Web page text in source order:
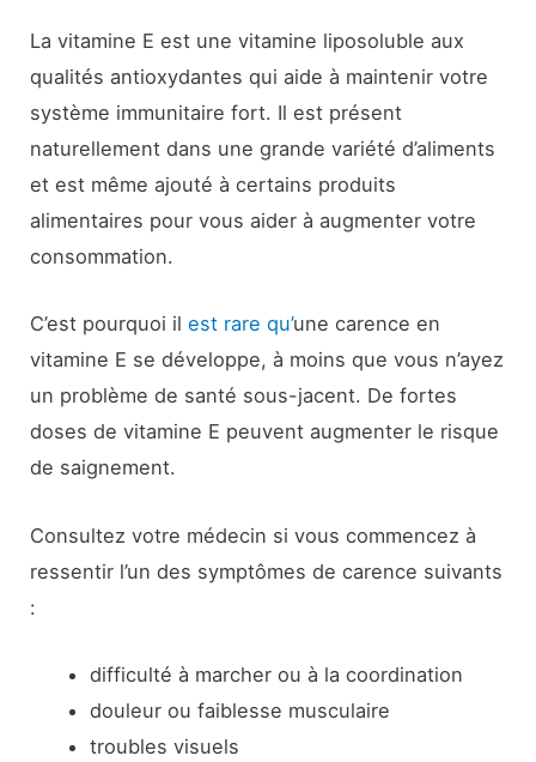
La vitamine E est une vitamine liposoluble aux
qualités antioxydantes qui aide à maintenir votre
système immunitaire fort. Il est présent
naturellement dans une grande variété d’aliments
et est même ajouté à certains produits
alimentaires pour vous aider à augmenter votre
consommation.
C’est pourquoi ilest rare qu’une carence en
vitamine E se développe, à moins que vous n’ayez
un problème de santé sous-jacent. De fortes
doses de vitamine E peuvent augmenter le risque
de saignement.
Consultez votre médecin si vous commencez à
ressentir l’un des symptômes de carence suivants
:
difficulté à marcher ou à la coordination
douleur ou faiblesse musculaire
troubles visuels